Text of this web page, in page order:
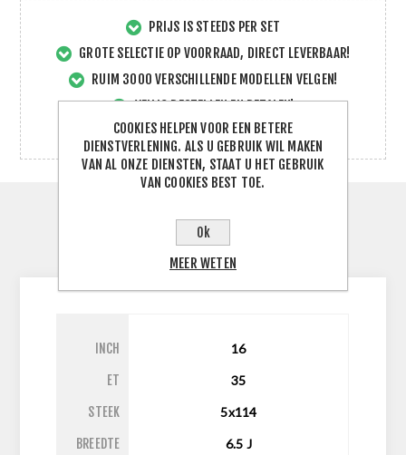
PRIJS IS STEEDS PER SET
GROTE SELECTIE OP VOORRAAD, DIRECT LEVERBAAR!
RUIM 3000 VERSCHILLENDE MODELLEN VELGEN!
VEILIG BESTELLEN EN BETALEN!
SNELLE EN DIRECTE SERVICE!
SPECIFICATIES
CONTACTEER ONS
INCH 16
ET 35
STEEK 5x114
BREEDTE 6.5 J
COOKIES HELPEN VOOR EEN BETERE
DIENSTVERLENING. ALS U GEBRUIK WIL MAKEN
VAN AL ONZE DIENSTEN, STAAT U HET GEBRUIK
VAN COOKIES BEST TOE.
Ok
MEER WETEN